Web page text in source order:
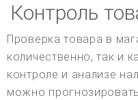
Контроль
Проверка товара в
количественно, так и
контроле и анализе
можно